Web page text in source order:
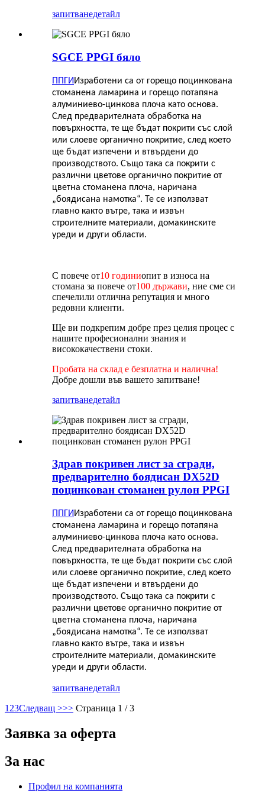
запитванедетайл
SGCE PPGI бяло
ППГИ Изработени са от горещо поцинкована
стоманена ламарина и горещо потапяна
алуминиево-цинкова плоча като основа.
След предварителната обработка на
повърхността, те ще бъдат покрити със слой
или слоеве органично покритие, след което
ще бъдат изпечени и втвърдени до
производството. Също така са покрити с
различни цветове органично покритие от
цветна стоманена плоча, наричана
„боядисана намотка“. Те се използват
главно както вътре, така и извън
строителните материали, домакинските
уреди и други области.
С повече от10 годиниопит в износа на
стомана за повече от100 държави, ние сме си
спечелили отлична репутация и много
редовни клиенти.
Ще ви подкрепим добре през целия процес с
нашите професионални знания и
висококачествени стоки.
Пробата на склад е безплатна и налична!
Добре дошли във вашето запитване!
запитванедетайл
Здрав покривен лист за сгради,
предварително боядисан DX52D
поцинкован стоманен рулон PPGI
ППГИ Изработени са от горещо поцинкована
стоманена ламарина и горещо потапяна
алуминиево-цинкова плоча като основа.
След предварителната обработка на
повърхността, те ще бъдат покрити със слой
или слоеве органично покритие, след което
ще бъдат изпечени и втвърдени до
производството. Също така са покрити с
различни цветове органично покритие от
цветна стоманена плоча, наричана
„боядисана намотка“. Те се използват
главно както вътре, така и извън
строителните материали, домакинските
уреди и други области.
запитванедетайл
1 23Следващ >>> Страница 1 / 3
Заявка за оферта
За нас
Профил на компанията